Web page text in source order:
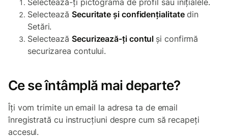
Selectează-ți pictograma de profil sau inițialele.
SelecteazăSecuritate și confidențialitatedin
Setări.
SelecteazăSecurizează-ți contul și confirmă
securizarea contului.
Ce se întâmplă mai departe?
Îți vom trimite un email la adresa ta de email
înregistrată cu instrucțiuni despre cum să recapeți
accesul.